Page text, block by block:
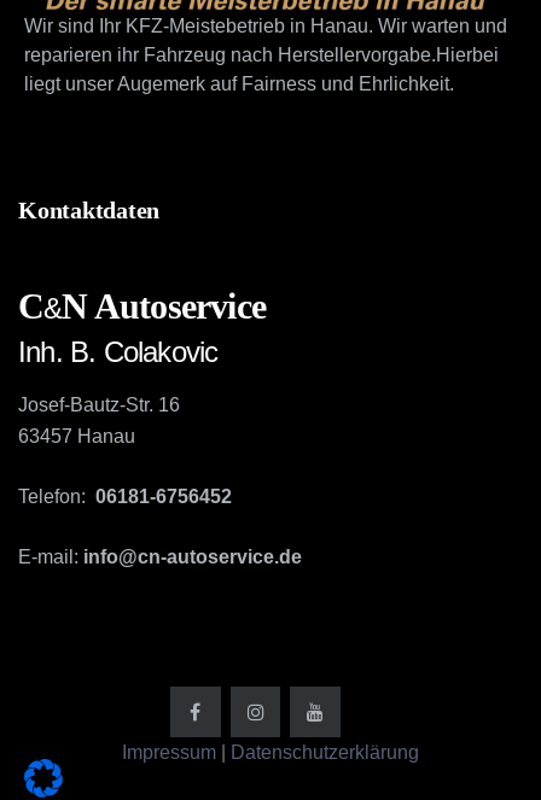
Wir sind Ihr KFZ-Meistebetrieb in Hanau. Wir warten und
reparieren ihr Fahrzeug nach Herstellervorgabe.Hierbei
liegt unser Augemerk auf Fairness und Ehrlichkeit.
Kontaktdaten
C&N Autoservice
Inh. B. Colakovic
Josef-Bautz-Str. 16
63457 Hanau
Telefon: 06181-6756452
E-mail: info@cn-autoservice.de
Impressum Datenschutzerklärung